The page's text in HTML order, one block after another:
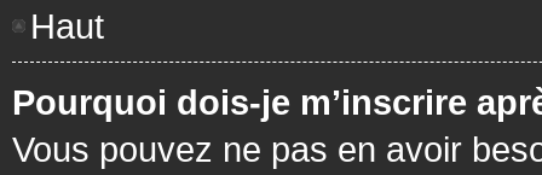
Haut
Pourquoi dois-je m’inscrire
Vous pouvez ne pas en avoir